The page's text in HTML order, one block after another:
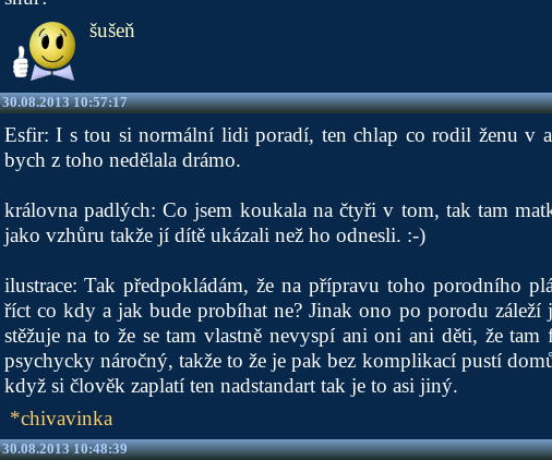
šušeň
30.08.2013 10:57:17
Esfir: I s tou si normální lidi poradí, ten chlap co rodil ženu v
bych z toho nedělala drámo.
královna padlých: Co jsem koukala na čtyři v tom, tak tam
jako vzhůru takže jí dítě ukázali než ho odnesli. :-)
ilustrace: Tak předpokládám, že na přípravu toho porodního
říct co kdy a jak bude probíhat ne? Jinak ono po porodu záleží
stěžuje na to že se tam vlastně nevyspí ani oni ani děti, že
psychycky náročný, takže to že je pak bez komplikací pustí
když si člověk zaplatí ten nadstandart tak je to asi jiný.
*chivavinka
30.08.2013 10:48:39